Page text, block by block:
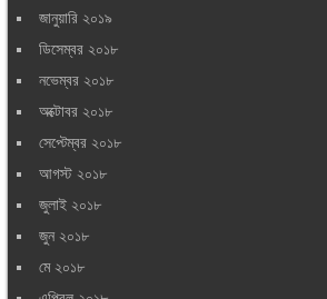
জানুয়ারি ২০১৯
ডিসেম্বর ২০১৮
নভেম্বর ২০১৮
অক্টোবর ২০১৮
সেপ্টেম্বর ২০১৮
আগস্ট ২০১৮
জুলাই ২০১৮
জুন ২০১৮
মে ২০১৮